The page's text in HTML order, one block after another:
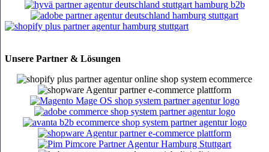
Unsere Partner & Lösungen